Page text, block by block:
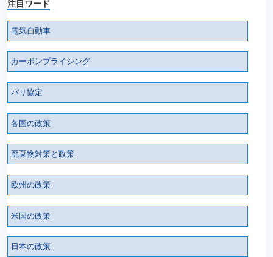
注目ワード
電気自動車
カーボンプライシング
パリ協定
各国の政策
廃棄物対策と政策
欧州の政策
米国の政策
日本の政策